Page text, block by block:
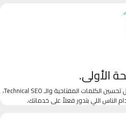
الأولى.
بنخلي جوجل يحب موقعك! من خلال تحسين الكلمات المفتاحية والـ Technical SEO،
الناس اللي بتدور فعلاً على خدماتك.